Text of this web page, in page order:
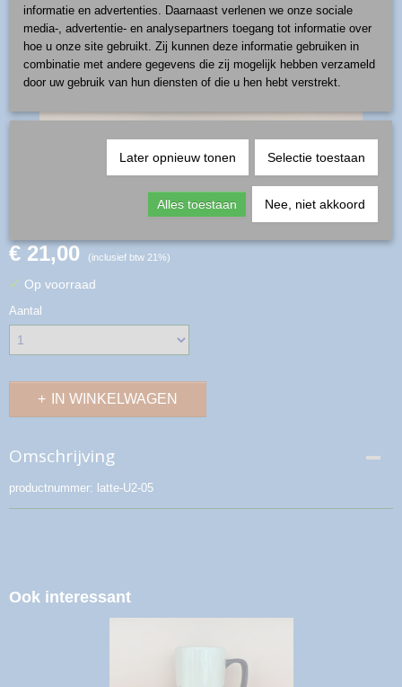
mok 0,4 l - patroon U2-05
€ 21,00 (inclusief btw 21%)
✓ Op voorraad
Aantal
IN WINKELWAGEN
Omschrijving
productnummer: latte-U2-05
Ook interessant
informatie en advertenties. Daarnaast verlenen we onze sociale
media-, advertentie- en analysepartners toegang tot informatie over
hoe u onze site gebruikt. Zij kunnen deze informatie gebruiken in
combinatie met andere gegevens die zij mogelijk hebben verzameld
door uw gebruik van hun diensten of die u hen hebt verstrekt.
Later opnieuw tonen Selectie toestaan
Alles toestaan Nee, niet akkoord